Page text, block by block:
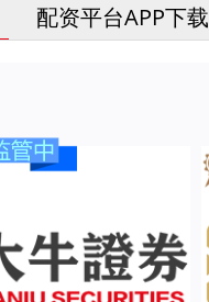
配资平台APP下载